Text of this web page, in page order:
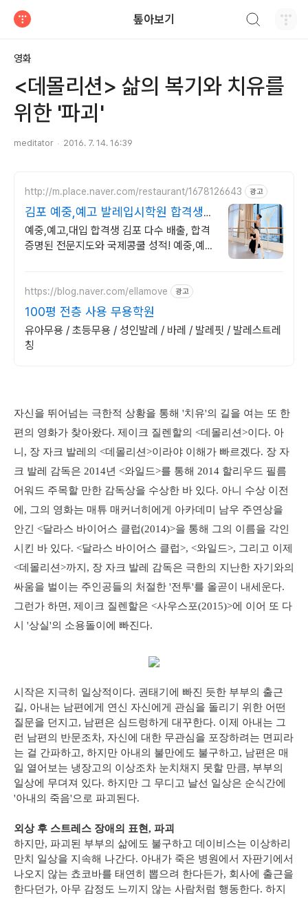
톺아보기
영화
<데몰리션> 삶의 복기와 치유를
위한 '파괴'
meditator 2016. 7. 14. 16:39
http://m.place.naver.com/restaurant/1678126643 광고
김포 예중,예고 발레입시학원 합격생
다수 배출
예중,예고,대입 합격생 김포 다수 배출, 합격
증명된 전문지도와 국제콩쿨 성적! 예중,예
https://blog.naver.com/ellamove 광고
100평 전층 사용 무용학원
유아무용 / 초등무용 / 성인발레 / 바레 / 발레핏 / 발레스트레
칭
자신을 뛰어넘는 극한적 상황을 통해 '치유'의 길을 여는 또 한
편의 영화가 찾아왔다. 제이크 질렌할의 <데몰리션>이다. 아
니, 장 자크 발레의 <데몰리션>이라야 이해가 빠르겠다. 장 자
크 발레 감독은 2014년 <와일드>를 통해 2014 할리우드 필름
어워드 주목할 만한 감독상을 수상한 바 있다. 아니 수상 이전
에, 그의 영화는 매튜 매커너히에게 아카데미 남우 주연상을
안긴 <달라스 바이어스 클럽(2014)>을 통해 그의 이름을 각인
시킨 바 있다. <달라스 바이어스 클럽>, <와일드>, 그리고 이제
<데몰리션>까지, 장 자크 발레 감독은 극한의 지난한 자기와의
싸움을 벌이는 주인공들의 처절한 '전투'를 올곧이 내세운다.
그런가 하면, 제이크 질렌할은 <사우스포(2015)>에 이어 또 다
시 '상실'의 소용돌이에 빠진다.
시작은 지극히 일상적이다. 권태기에 빠진 듯한 부부의 출근
길, 아내는 남편에게 연신 자신에게 관심을 돌리기 위한 어떤
질문을 던지고, 남편은 심드렁하게 대꾸한다. 이제 아내는 그
런 남편의 반문조차, 자신에 대한 무관심을 포장하려는 면피라
는 걸 간파하고, 하지만 아내의 불만에도 불구하고, 남편은 매
일 열어보는 냉장고의 이상조차 눈치채지 못할 만큼, 부부의
일상에 무뎌져 있다. 하지만 그 무디고 날선 일상은 순식간에
'아내의 죽음'으로 파괴된다.
외상 후 스트레스 장애의 표현, 파괴
하지만, 파괴된 부부의 삶에도 불구하고 데이비스는 이상하리
만치 일상을 지속해 나간다. 아내가 죽은 병원에서 자판기에서
나오지 않는 쵸코바를 태연히 뽑으려 한다든가, 회사에 출근을
한다던가, 아무 감정도 느끼지 않는 사람처럼 행동한다. 하지